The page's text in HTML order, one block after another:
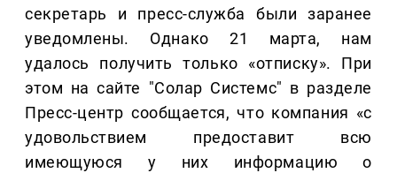
секретарь и пресс-служба были заранее
уведомлены. Однако 21 марта, нам
удалось получить только «отписку». При
этом на сайте "Солар Системс" в разделе
Пресс-центр сообщается, что компания «с
удовольствием предоставит всю
имеющуюся у них информацию о